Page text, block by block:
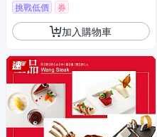
挑戰低價 券
加入購物車